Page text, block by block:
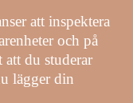
att inspektera
och på
att du studerar
lägger din